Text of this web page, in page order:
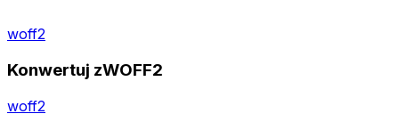
woff2
Konwertuj zWOFF2
woff2